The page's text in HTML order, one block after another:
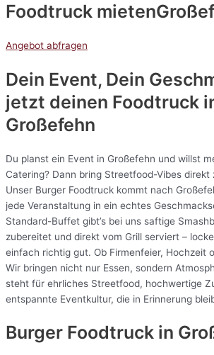
Foodtruck mieten
Angebot abfragen
Dein Event, Dein
jetzt deinen Foodtruck
Großefehn
Du planst ein Event in Großefehn und willst
Catering? Dann bring Streetfood-Vibes direkt
Unser Burger Foodtruck kommt nach
jede Veranstaltung in ein echtes
Standard-Buffet gibt’s bei uns saftige
zubereitet und direkt vom Grill serviert –
einfach richtig gut. Ob Firmenfeier, Hochzeit
Wir bringen nicht nur Essen, sondern
steht für ehrliches Streetfood, hochwertige
entspannte Eventkultur, die in Erinnerung
Burger Foodtruck in